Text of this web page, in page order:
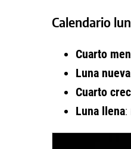
Calendario
Cuarto
Luna
Cuarto
Luna llena: